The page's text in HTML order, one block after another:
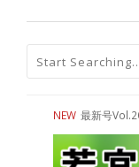
NEW 最新号